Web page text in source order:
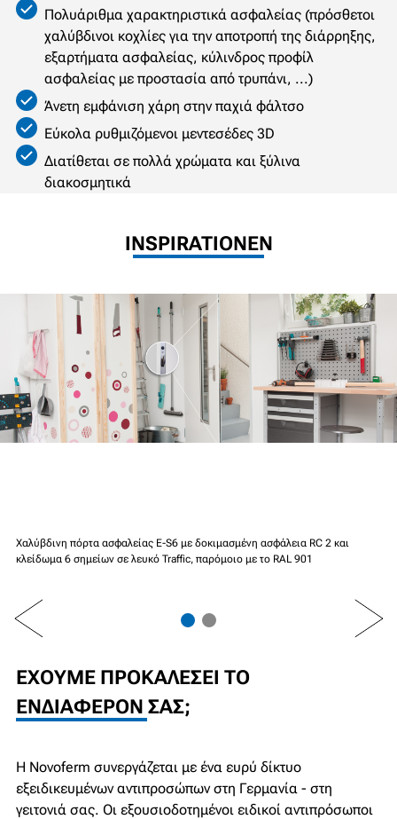
Πολυάριθμα χαρακτηριστικά ασφαλείας (πρόσθετοι
χαλύβδινοι κοχλίες για την αποτροπή της διάρρηξης,
εξαρτήματα ασφαλείας, κύλινδρος προφίλ
ασφαλείας με προστασία από τρυπάνι, ...)
Άνετη εμφάνιση χάρη στην παχιά φάλτσο
Εύκολα ρυθμιζόμενοι μεντεσέδες 3D
Διατίθεται σε πολλά χρώματα και ξύλινα
διακοσμητικά
INSPIRATIONEN
Χαλύβδινη πόρτα ασφαλείας E-S6 με δοκιμασμένη ασφάλεια RC 2 και
κλείδωμα 6 σημείων σε λευκό Traffic, παρόμοιο με το RAL 901
PREV NEXT
ΈΧΟΥΜΕ ΠΡΟΚΑΛΈΣΕΙ ΤΟ
ΕΝΔΙΑΦΈΡΟΝ ΣΑΣ;
Η Novoferm συνεργάζεται με ένα ευρύ δίκτυο
εξειδικευμένων αντιπροσώπων στη Γερμανία - στη
γειτονιά σας. Οι εξουσιοδοτημένοι ειδικοί αντιπρόσωποι